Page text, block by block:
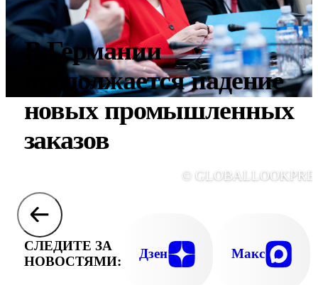
В Германии
продолжается падение
новых промышленных
заказов
©
СЛЕДИТЕ ЗА
НОВОСТЯМИ:
Дзен Макс